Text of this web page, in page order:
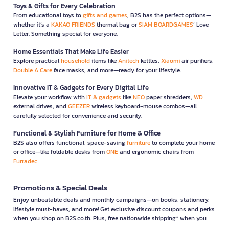
Toys & Gifts for Every Celebration
From educational toys togifts and games, B2S has the perfect options—
whether it’s a KAKAO FRIENDS thermal bag orSIAM BOARDGAMES’ Love
Letter. Something special for everyone.
Home Essentials That Make Life Easier
Explore practicalhouseholditems likeAnitechkettles, Xiaomiair purifiers,
Double A Careface masks, and more—ready for your lifestyle.
Innovative IT & Gadgets for Every Digital Life
Elevate your workflow withIT & gadgets likeNEOpaper shredders, WD
external drives, andGEEZERwireless keyboard-mouse combos—all
carefully selected for convenience and security.
Functional & Stylish Furniture for Home & Office
B2S also offers functional, space-savingfurnitureto complete your home
or office—like foldable desks fromONEand ergonomic chairs from
Furradec
Promotions & Special Deals
Enjoy unbeatable deals and monthly campaigns—on books, stationery,
lifestyle must-haves, and more! Get exclusive discount coupons and perks
when you shop on B2S.co.th. Plus, free nationwide shipping* when you